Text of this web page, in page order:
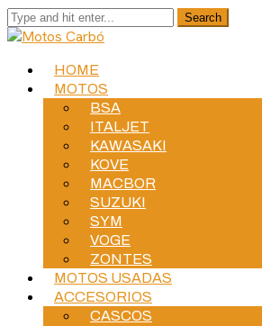
HOME
MOTOS
BSA
ITALJET
KAWASAKI
KOVE
MACBOR
SUZUKI
SYM
VOGE
ZONTES
MOTOS USADAS
ACCESORIOS
CASCOS